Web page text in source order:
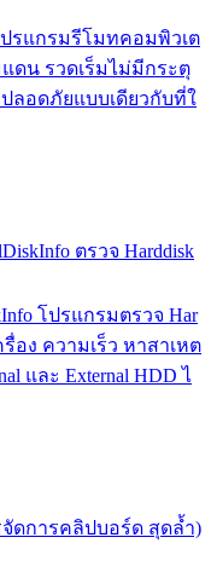
รแกรมรีโมทคอมพิวเต
ดน รวดเร็มไม่มีกระตุ
อดภัยแบบเดียวกับที่ใ
ตรวจ Harddisk
โปรแกรมตรวจ Har
อง ความเร็ว หาสาเหต
และ External HDD ไ
จัดการคลิปบอร์ด สุดล้ำ)